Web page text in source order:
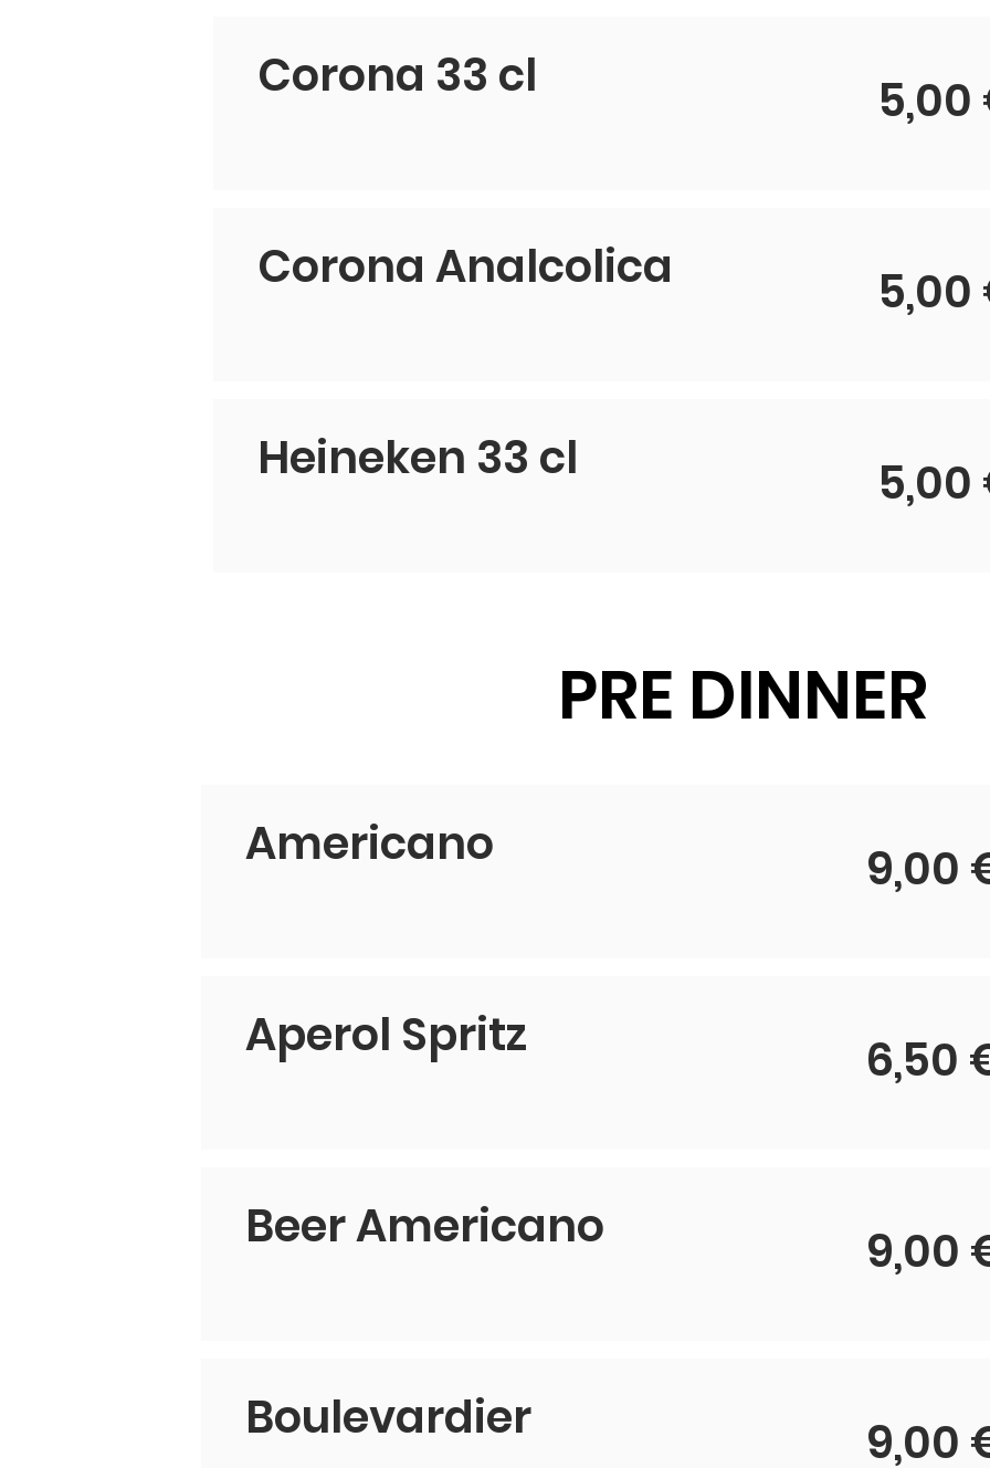
Corona 33 cl 5,00
Corona Analcolica 5,00
Heineken 33 cl 5,00
PRE DINNER
Americano 9,00
Aperol Spritz 6,50
Beer Americano 9,00
Boulevardier 9,00